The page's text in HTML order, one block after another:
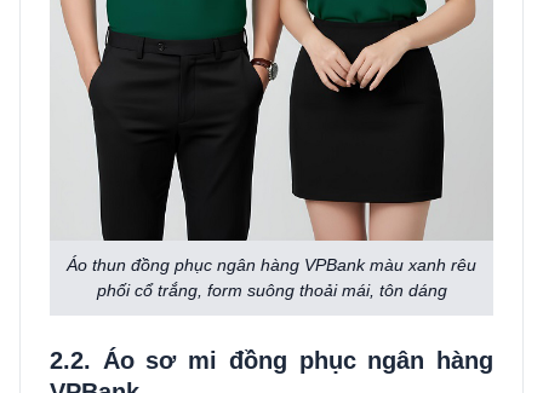
Áo thun đồng phục ngân hàng VPBank màu xanh rêu
phối cổ trắng, form suông thoải mái, tôn dáng
2.2. Áo sơ mi đồng phục ngân hàng